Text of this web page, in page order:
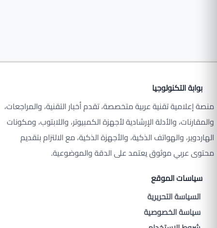
بوابة التكنولوجيا
منصة إعلامية تقنية عربية متخصصة، تقدم أخبار التقنية، والمراجعات،
والمقارنات، والأدلة الإرشادية لأجهزة الكمبيوتر، واللابتوب، ومكونات
الهاردوير، والهواتف الذكية، والأجهزة الذكية، مع الالتزام بتقديم
محتوى عربي موثوق يعتمد على الدقة والموضوعية.
سياسات الموقع
السياسة التحريرية
سياسة الخصوصية